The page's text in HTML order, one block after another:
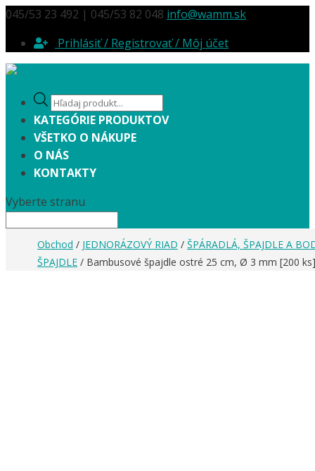
045/53 23 492 | 045/53 82 048 info@wamm.sk
Prihlásiť / Registrovať / Môj účet
Products
search
KATEGÓRIE PRODUKTOV
VŠETKO O NÁKUPE
O NÁS
KONTAKTY
Vyberte stranu
Obchod / JEDNORÁZOVÝ RIAD / ŠPÁRADLÁ, ŠPAJDLE A
ŠPAJDLE / Bambusové špajdle ostré 25 cm, Ø 3 mm [200 ks]